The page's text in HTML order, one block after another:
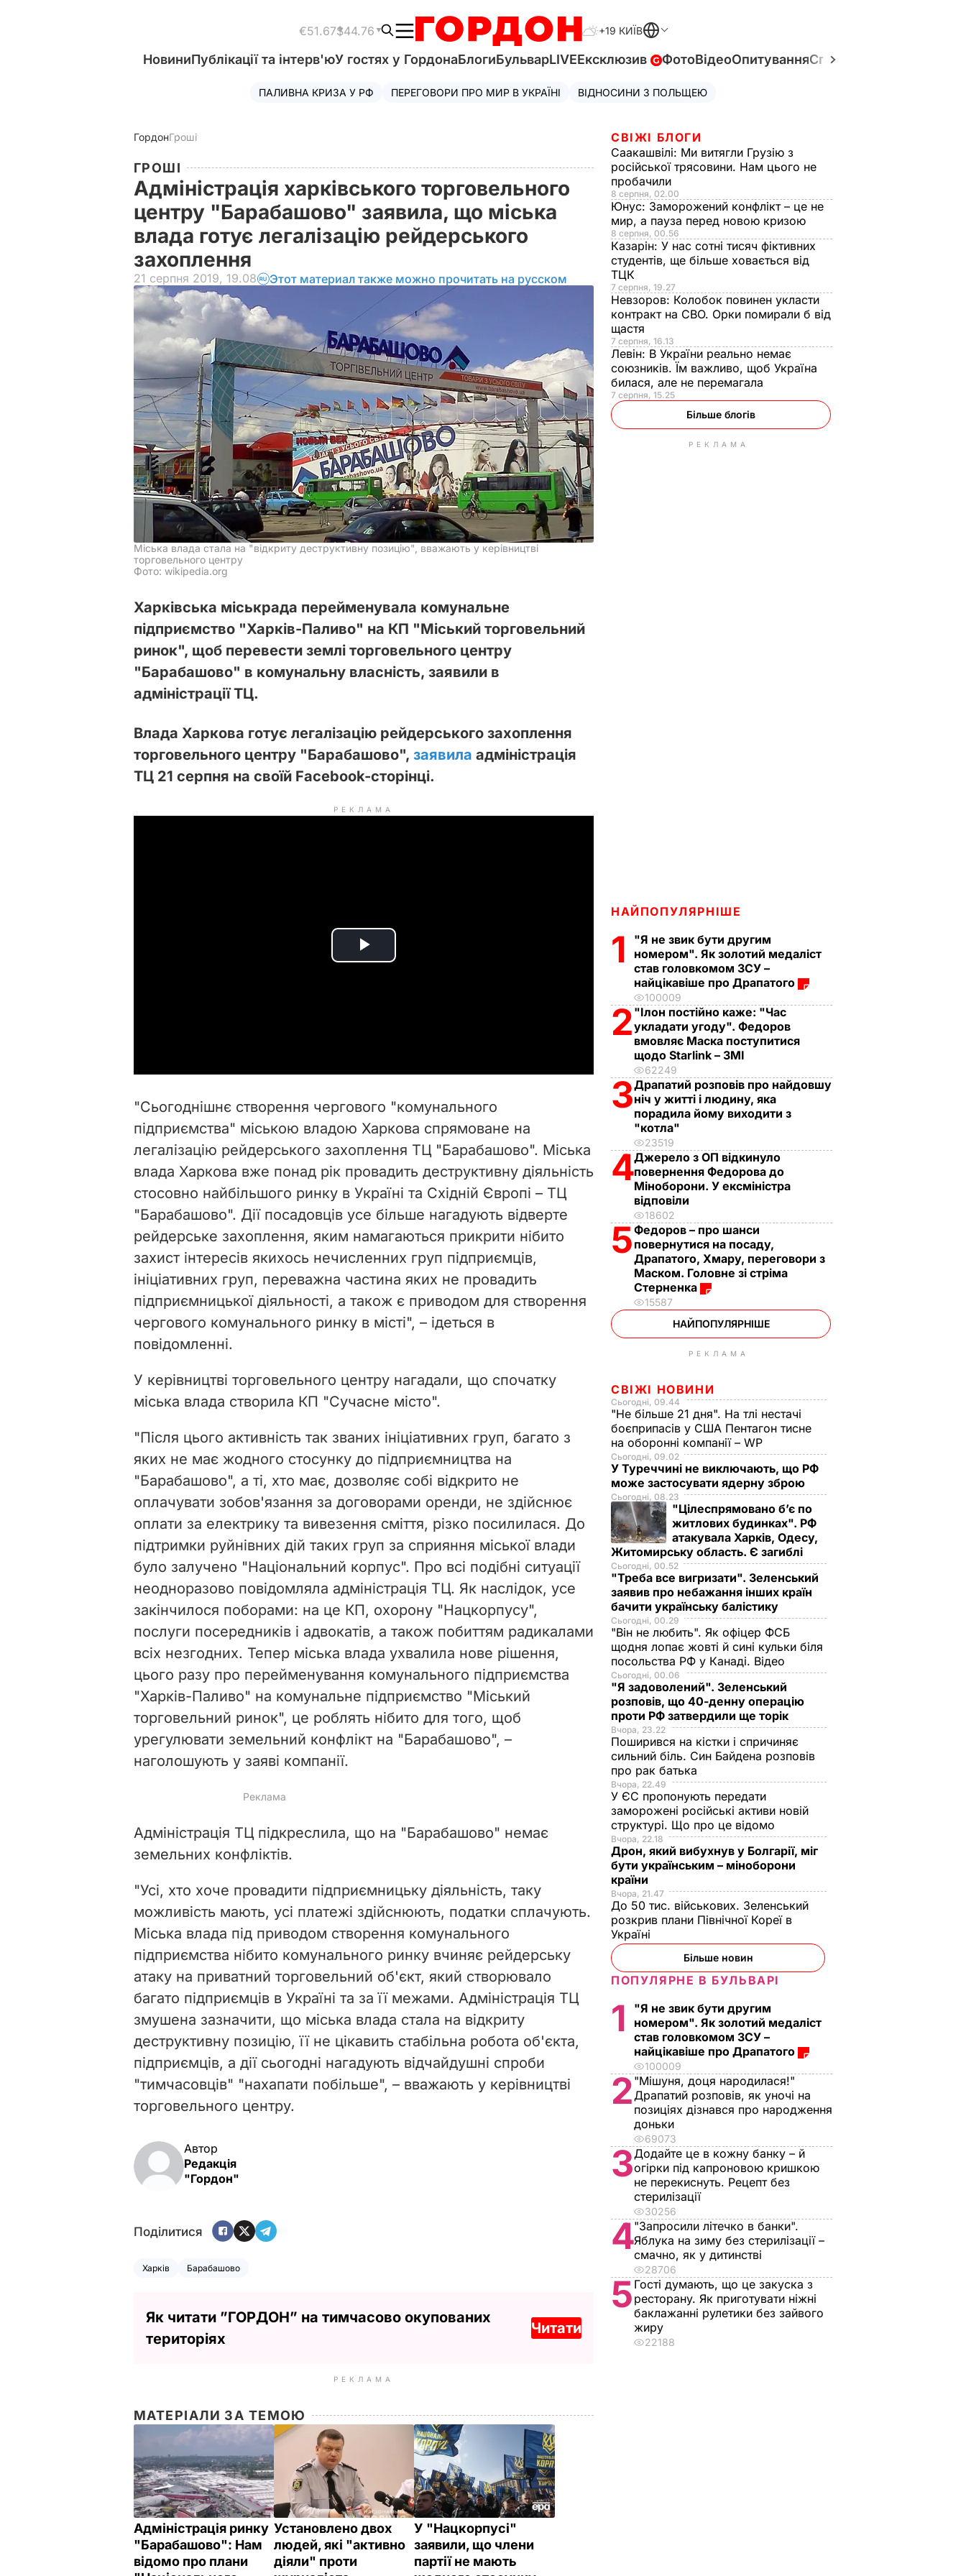
€51.67$44.76 +19 КИЇВ
НовиниПублікації та інтерв'юУ гостях у ГордонаБлогиБульварLIVEЕксклюзив ФотоВідеоОпитуванняСпецпроєкти
ПАЛИВНА КРИЗА У РФ ПЕРЕГОВОРИ ПРО МИР В УКРАЇНІ ВІДНОСИНИ З ПОЛЬЩЕЮ
ГордонГроші
ГРОШІ
Адміністрація харківського торговельного
центру "Барабашово" заявила, що міська
влада готує легалізацію рейдерського
захоплення
21 серпня 2019, 19.08 Этот материал также можно прочитать на русском
Міська влада стала на "відкриту деструктивну позицію", вважають у керівництві
торговельного центру
Фото: wikipedia.org
Харківська міськрада перейменувала комунальне
підприємство "Харків-Паливо" на КП "Міський торговельний
ринок", щоб перевести землі торговельного центру
"Барабашово" в комунальну власність, заявили в
адміністрації ТЦ.
Влада Харкова готує легалізацію рейдерського захоплення
торговельного центру "Барабашово", заявила адміністрація
ТЦ 21 серпня на своїй Facebook-сторінці.
РЕКЛАМА
P
i
d
e
o
"Сьогоднішнє створення чергового "комунального
підприємства" міською владою Харкова спрямоване на
легалізацію рейдерського захоплення ТЦ "Барабашово". Міська
влада Харкова вже понад рік провадить деструктивну діяльність
стосовно найбільшого ринку в Україні та Східній Європі – ТЦ
"Барабашово". Дії посадовців усе більше нагадують відверте
рейдерське захоплення, яким намагаються прикрити нібито
захист інтересів якихось нечисленних груп підприємців,
ініціативних груп, переважна частина яких не провадить
підприємницької діяльності, а також є приводом для створення
чергового комунального ринку в місті", – ідеться в
повідомленні.
У керівництві торговельного центру нагадали, що спочатку
міська влада створила КП "Сучасне місто".
"Після цього активність так званих ініціативних груп, багато з
яких не має жодного стосунку до підприємництва на
"Барабашово", а ті, хто має, дозволяє собі відкрито не
оплачувати зобов'язання за договорами оренди, не здійснює
оплати за електрику та вивезення сміття, різко посилилася. До
підтримки руйнівних дій таких груп за сприяння міської влади
було залучено "Національний корпус". Про всі подібні ситуації
неодноразово повідомляла адміністрація ТЦ. Як наслідок, усе
закінчилося поборами: на це КП, охорону "Нацкорпусу",
послуги посередників і адвокатів, а також побиттям радикалами
всіх незгодних. Тепер міська влада ухвалила нове рішення,
цього разу про перейменування комунального підприємства
"Харків-Паливо" на комунальне підприємство "Міський
торговельний ринок", це роблять нібито для того, щоб
урегулювати земельний конфлікт на "Барабашово", –
наголошують у заяві компанії.
Адміністрація ТЦ підкреслила, що на "Барабашово" немає
земельних конфліктів.
"Усі, хто хоче провадити підприємницьку діяльність, таку
можливість мають, усі платежі здійснюють, податки сплачують.
Міська влада під приводом створення комунального
підприємства нібито комунального ринку вчиняє рейдерську
атаку на приватний торговельний об'єкт, який створювало
багато підприємців в Україні та за її межами. Адміністрація ТЦ
змушена зазначити, що міська влада стала на відкриту
деструктивну позицію, її не цікавить стабільна робота об'єкта,
підприємців, а дії сьогодні нагадують відчайдушні спроби
"тимчасовців" "нахапати побільше", – вважають у керівництві
торговельного центру.
Автор
Редакція
"Гордон"
Поділитися
Харків Барабашово
Як читати ”ГОРДОН” на тимчасово окупованих
територіях
Читати
РЕКЛАМА
МАТЕРІАЛИ ЗА ТЕМОЮ
Адміністрація ринку
"Барабашово": Нам
відомо про плани
Установлено двох
людей, які "активно
діяли" проти
У "Нацкорпусі"
заявили, що члени
партії не мають
СВІЖІ БЛОГИ
Саакашвілі: Ми витягли Грузію з
російської трясовини. Нам цього не
пробачили
8 серпня, 02.00
Юнус: Заморожений конфлікт – це не
мир, а пауза перед новою кризою
8 серпня, 00.56
Казарін: У нас сотні тисяч фіктивних
студентів, ще більше ховається від
ТЦК
7 серпня, 19.27
Невзоров: Колобок повинен укласти
контракт на СВО. Орки помирали б від
щастя
7 серпня, 16.13
Левін: В України реально немає
союзників. Їм важливо, щоб Україна
билася, але не перемагала
7 серпня, 15.25
Більше блогів
РЕКЛАМА
НАЙПОПУЛЯРНІШЕ
1
"Я не звик бути другим
номером". Як золотий медаліст
став головкомом ЗСУ –
найцікавіше про Драпатого
100009
2 "Ілон постійно каже: "Час
укладати угоду". Федоров
вмовляє Маска поступитися
щодо Starlink – ЗМІ
62249
3Драпатий розповів про найдовшу
ніч у житті і людину, яка
порадила йому виходити з
"котла"
23519
4Джерело з ОП відкинуло
повернення Федорова до
Міноборони. У ексміністра
відповіли
18602
5Федоров – про шанси
повернутися на посаду,
Драпатого, Хмару, переговори з
Маском. Головне зі стріма
Стерненка
15587
НАЙПОПУЛЯРНІШЕ
РЕКЛАМА
СВІЖІ НОВИНИ
Сьогодні, 09.44
"Не більше 21 дня". На тлі нестачі
боєприпасів у США Пентагон тисне
на оборонні компанії – WP
Сьогодні, 09.02
У Туреччині не виключають, що РФ
може застосувати ядерну зброю
Сьогодні, 08.23
"Цілеспрямовано бʼє по
житлових будинках". РФ
атакувала Харків, Одесу,
Житомирську область. Є загиблі
Сьогодні, 00.52
"Треба все вигризати". Зеленський
заявив про небажання інших країн
бачити українську балістику
Сьогодні, 00.29
"Він не любить". Як офіцер ФСБ
щодня лопає жовті й сині кульки біля
посольства РФ у Канаді. Відео
Сьогодні, 00.06
"Я задоволений". Зеленський
розповів, що 40-денну операцію
проти РФ затвердили ще торік
Вчора, 23.22
Поширився на кістки і спричиняє
сильний біль. Син Байдена розповів
про рак батька
Вчора, 22.49
У ЄС пропонують передати
заморожені російські активи новій
структурі. Що про це відомо
Вчора, 22.18
Дрон, який вибухнув у Болгарії, міг
бути українським – міноборони
країни
Вчора, 21.47
До 50 тис. військових. Зеленський
розкрив плани Північної Кореї в
Україні
Більше новин
ПОПУЛЯРНЕ В БУЛЬВАРІ
1
"Я не звик бути другим
номером". Як золотий медаліст
став головкомом ЗСУ –
найцікавіше про Драпатого
100009
2 "Мішуня, доця народилася!"
Драпатий розповів, як уночі на
позиціях дізнався про народження
доньки
69073
3Додайте це в кожну банку – й
огірки під капроновою кришкою
не перекиснуть. Рецепт без
стерилізації
30256
4"Запросили літечко в банки".
Яблука на зиму без стерилізації –
смачно, як у дитинстві
28706
5 Гості думають, що це закуска з
ресторану. Як приготувати ніжні
баклажанні рулетики без зайвого
жиру
22188